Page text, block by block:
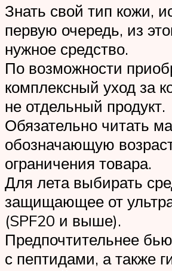
Знать свой тип кожи,
первую очередь, из
нужное средство.
По возможности
комплексный уход за
не отдельный продукт.
Обязательно читать
обозначающую
ограничения товара.
Для лета выбирать
защищающее от
(SPF20 и выше).
Предпочтительнее
с пептидами, а также